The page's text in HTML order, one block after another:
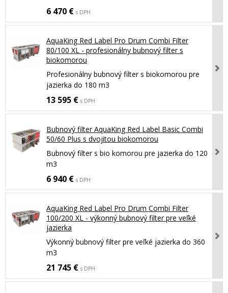
6 470 € s DPH
AquaKing Red Label Pro Drum Combi Filter
80/100 XL - profesionálny bubnový filter s
biokomorou
Profesionálny bubnový filter s biokomorou pre
jazierka do 180 m3
13 595 € s DPH
Bubnový filter AquaKing Red Label Basic Combi
50/60 Plus s dvojitou biokomorou
Bubnový filter s bio komorou pre jazierka do 120
m3
6 940 € s DPH
AquaKing Red Label Pro Drum Combi Filter
100/200 XL - výkonný bubnový filter pre veľké
jazierka
Výkonný bubnový filter pre veľké jazierka do 360
m3
21 745 € s DPH